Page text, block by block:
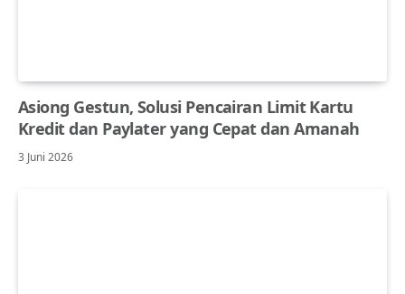
Asiong Gestun, Solusi Pencairan Limit Kartu
Kredit dan Paylater yang Cepat dan Amanah
3 Juni 2026